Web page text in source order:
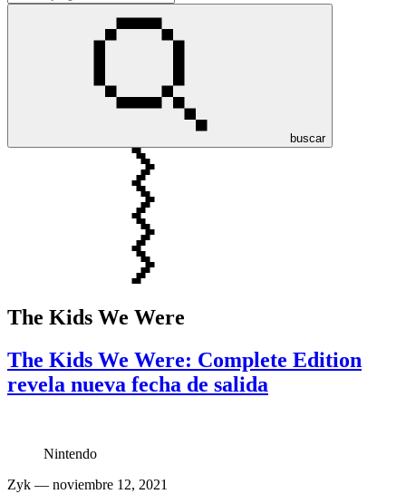
buscar
The Kids We Were
The Kids We Were: Complete Edition
revela nueva fecha de salida
Nintendo
Zyk — noviembre 12, 2021